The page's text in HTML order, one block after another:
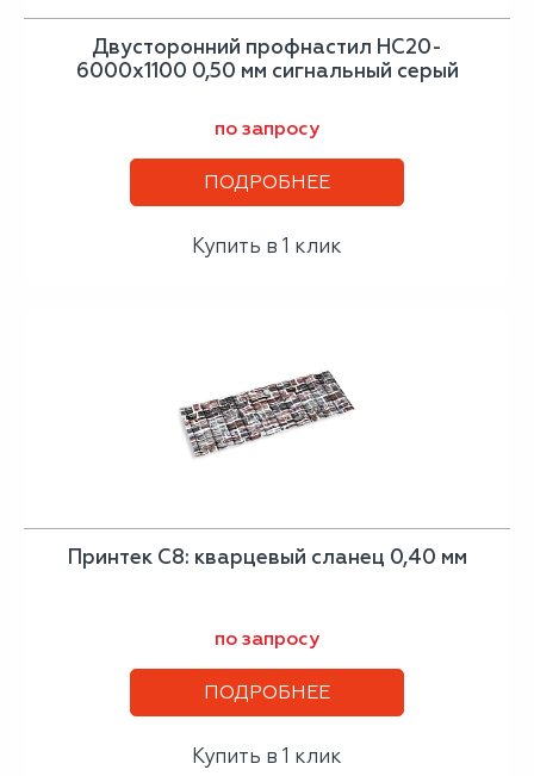
Двусторонний профнастил НС20-
6000х1100 0,50 мм сигнальный серый
по запросу
ПОДРОБНЕЕ
Купить в 1 клик
Принтек С8: кварцевый сланец 0,40 мм
по запросу
ПОДРОБНЕЕ
Купить в 1 клик